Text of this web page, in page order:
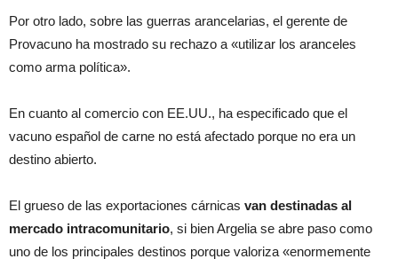
Por otro lado, sobre las guerras arancelarias, el gerente de
Provacuno ha mostrado su rechazo a «utilizar los aranceles
como arma política».
En cuanto al comercio con EE.UU., ha especificado que el
vacuno español de carne no está afectado porque no era un
destino abierto.
El grueso de las exportaciones cárnicas van destinadas al
mercado intracomunitario, si bien Argelia se abre paso como
uno de los principales destinos porque valoriza «enormemente